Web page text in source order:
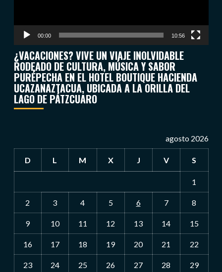
00:00 10:56
¿VACACIONES? VIVE UN VIAJE INOLVIDABLE
RODEADO DE CULTURA, MÚSICA Y SABOR
PURÉPECHA EN EL HOTEL BOUTIQUE HACIENDA
UCAZANAZTACUA, UBICADA A LA ORILLA DEL
LAGO DE PÁTZCUARO
agosto 2026
D L M X J V S
1
2 3 4 5 6 7 8
9 10 11 12 13 14 15
16 17 18 19 20 21 22
23 24 25 26 27 28 29